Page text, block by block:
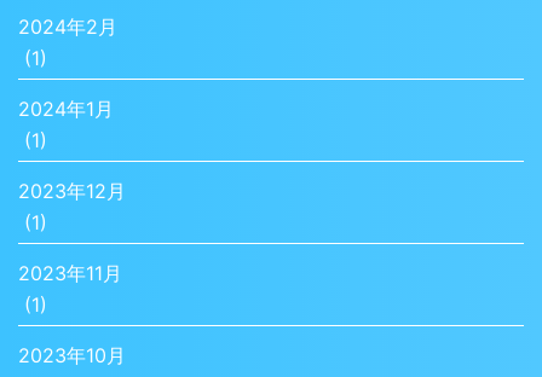
2024年2月
(1)
2024年1月
(1)
2023年12月
(1)
2023年11月
(1)
2023年10月